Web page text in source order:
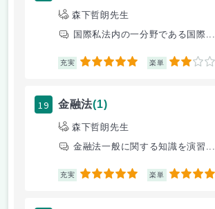
森下哲朗先生
国際私法内の一分野である国際...
充実 5 楽単 2
19 金融法(1)
森下哲朗先生
金融法一般に関する知識を演習...
充実 5 楽単 5